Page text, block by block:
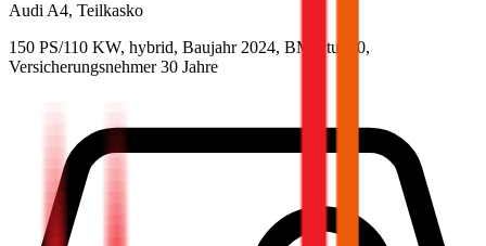
AudiA4, Teilkasko
150 PS/110 KW, hybrid, Baujahr 2024, BM-Stufe 0,
Versicherungsnehmer 30 Jahre